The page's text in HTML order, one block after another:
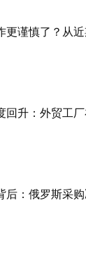
更谨慎了？从
回升：外贸工
后：俄罗斯采